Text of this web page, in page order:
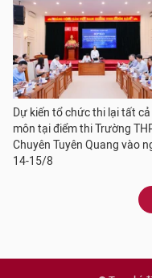
Dự kiến tổ chức thi lại tất
môn tại điểm thi Trường
Chuyên Tuyên Quang vào
14-15/8